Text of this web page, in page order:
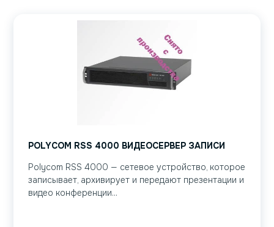
POLYCOM RSS 4000 ВИДЕОСЕРВЕР ЗАПИСИ
Polycom RSS 4000 — сетевое устройство, которое
записывает, архивирует и передают презентации и
видео конференции...